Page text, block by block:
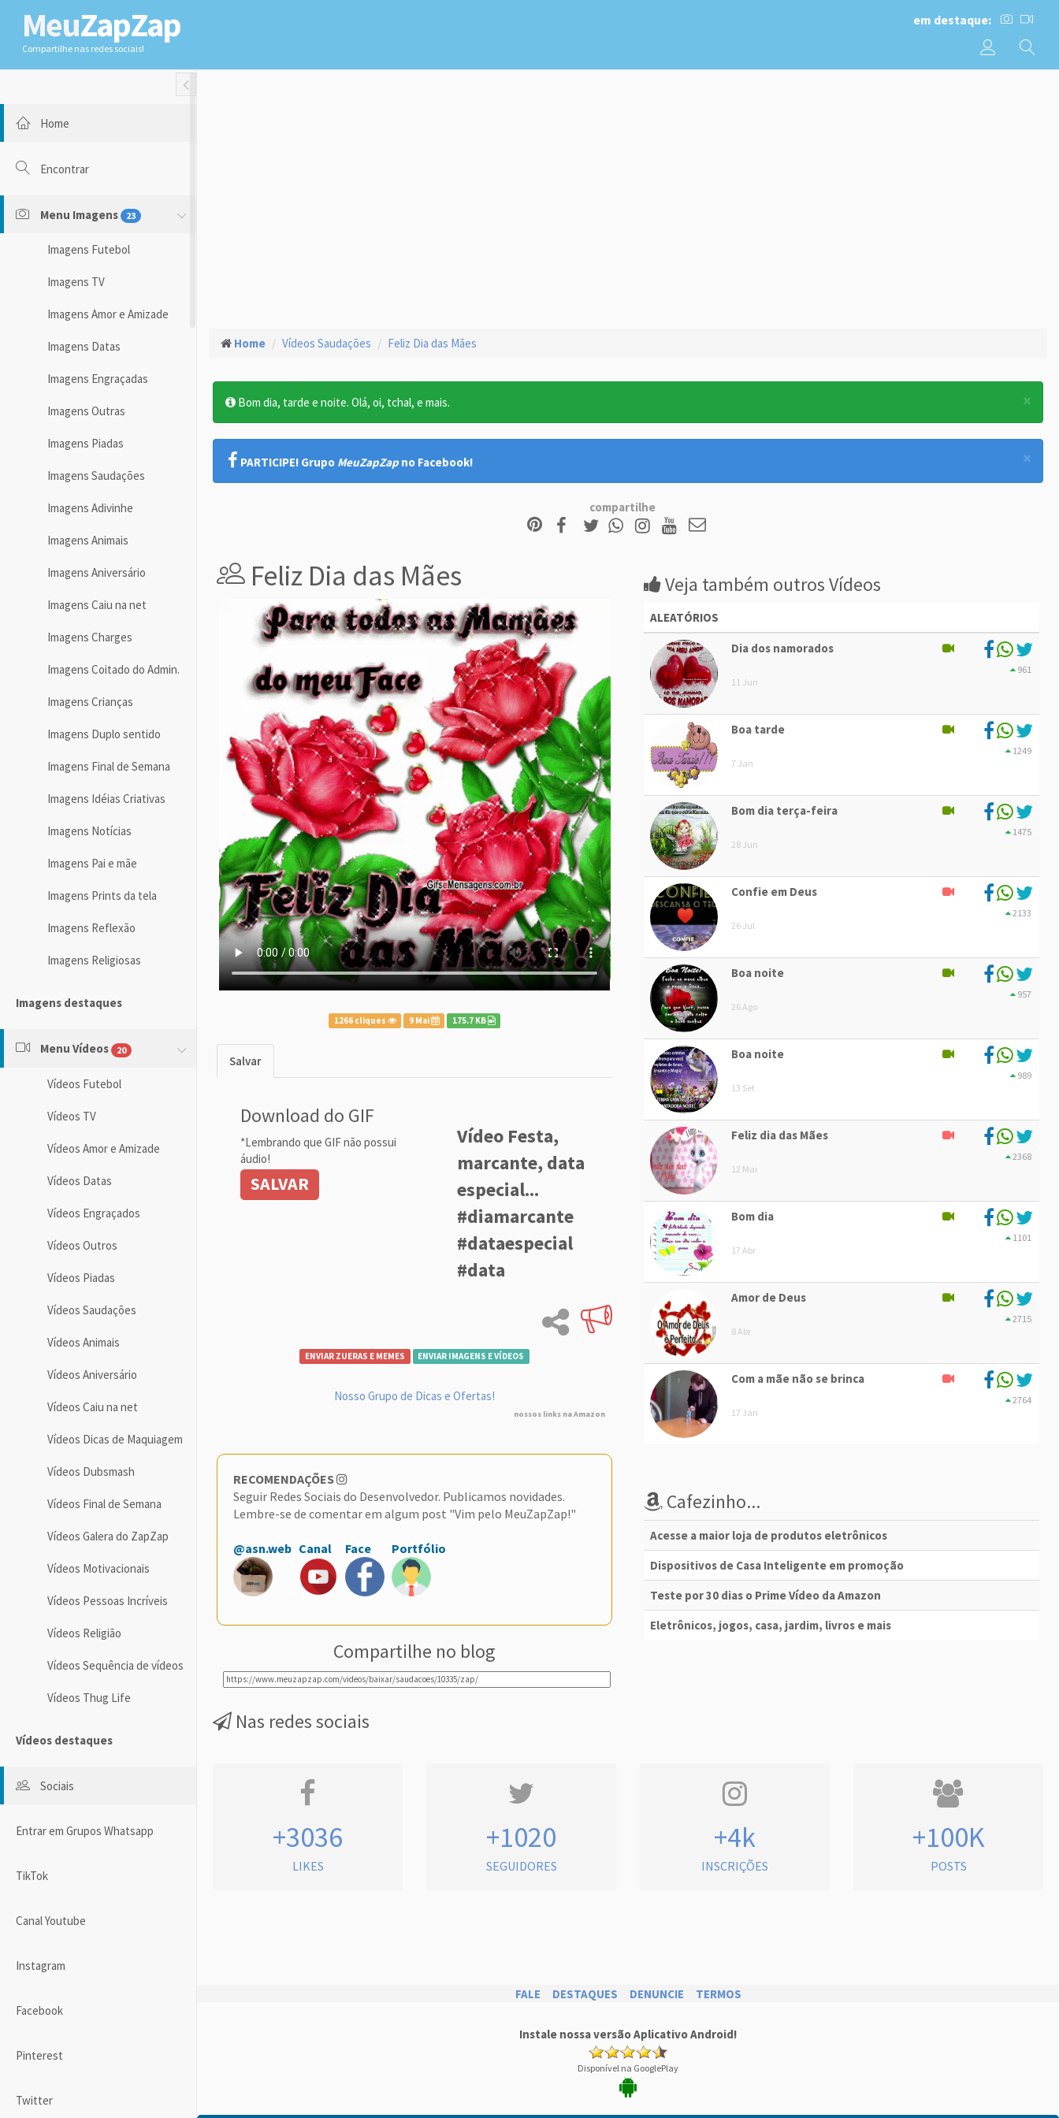
MeuZapZap
Compartilhe nas redes sociais!
em destaque:
Toggle Fullwidth
Home
Encontrar
Menu Imagens 23
Imagens Futebol
Imagens TV
Imagens Amor e Amizade
Imagens Datas
Imagens Engraçadas
Imagens Outras
Imagens Piadas
Imagens Saudações
Imagens Adivinhe
Imagens Animais
Imagens Aniversário
Imagens Caiu na net
Imagens Charges
Imagens Coitado do Admin.
Imagens Crianças
Imagens Duplo sentido
Imagens Final de Semana
Imagens Idéias Criativas
Imagens Notícias
Imagens Pai e mãe
Imagens Prints da tela
Imagens Reflexão
Imagens Religiosas
Imagens destaques
Menu Vídeos 20
Vídeos Futebol
Vídeos TV
Vídeos Amor e Amizade
Vídeos Datas
Vídeos Engraçados
Vídeos Outros
Vídeos Piadas
Vídeos Saudações
Vídeos Animais
Vídeos Aniversário
Vídeos Caiu na net
Vídeos Dicas de Maquiagem
Vídeos Dubsmash
Vídeos Final de Semana
Vídeos Galera do ZapZap
Vídeos Motivacionais
Vídeos Pessoas Incríveis
Vídeos Religião
Vídeos Sequência de vídeos
Vídeos Thug Life
Vídeos destaques
Sociais
Entrar em Grupos Whatsapp
TikTok
Canal Youtube
Instagram
Facebook
Pinterest
Twitter
Home Vídeos Saudações Feliz Dia das Mães
×
Bom dia, tarde e noite. Olá, oi, tchal, e mais.
×
PARTICIPE! Grupo MeuZapZap no Facebook!
compartilhe
Feliz Dia das Mães
1266 cliques 9 Mai 175.7 KB
Salvar
Download do GIF
*Lembrando que GIF não possui
áudio!
SALVAR
Vídeo Festa,
marcante, data
especial...
#diamarcante
#dataespecial
#data
ENVIAR ZUERAS E MEMES ENVIAR IMAGENS E VÍDEOS
Nosso Grupo de Dicas e Ofertas!
nossos links na Amazon
RECOMENDAÇÕES
Seguir Redes Sociais do Desenvolvedor. Publicamos novidades.
Lembre-se de comentar em algum post "Vim pelo MeuZapZap!"
@asn.web Canal Face Portfólio
Compartilhe no blog
Veja também outros Vídeos
ALEATÓRIOS
Dia dos namorados
11 Jun
961
Boa tarde
7 Jan
1249
Bom dia terça-feira
28 Jun
1475
Confie em Deus
26 Jul
2133
Boa noite
26 Ago
957
Boa noite
13 Set
989
Feliz dia das Mães
12 Mai
2368
Bom dia
17 Abr
1101
Amor de Deus
8 Abr
2715
Com a mãe não se brinca
17 Jan
2764
Cafezinho...
Acesse a maior loja de produtos eletrônicos
Dispositivos de Casa Inteligente em promoção
Teste por 30 dias o Prime Vídeo da Amazon
Eletrônicos, jogos, casa, jardim, livros e mais
Nas redes sociais
+3036
LIKES
+1020
SEGUIDORES
+4k
INSCRIÇÕES
+100K
POSTS
FALE DESTAQUES DENUNCIE TERMOS
Instale nossa versão Aplicativo Android!
Disponível na GooglePlay